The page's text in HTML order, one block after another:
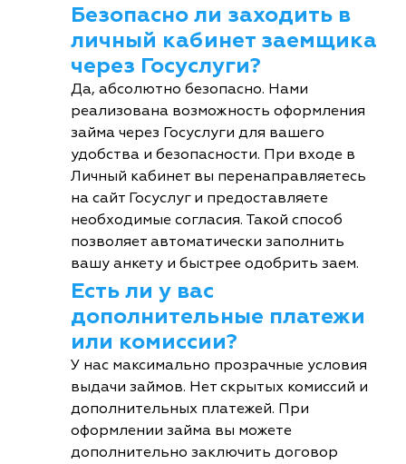
Безопасно ли заходить в
личный кабинет заемщика
через Госуслуги?
Да, абсолютно безопасно. Нами
реализована возможность оформления
займа через Госуслуги для вашего
удобства и безопасности. При входе в
Личный кабинет вы перенаправляетесь
на сайт Госуслуг и предоставляете
необходимые согласия. Такой способ
позволяет автоматически заполнить
вашу анкету и быстрее одобрить заем.
Есть ли у вас
дополнительные платежи
или комиссии?
У нас максимально прозрачные условия
выдачи займов. Нет скрытых комиссий и
дополнительных платежей. При
оформлении займа вы можете
дополнительно заключить договор